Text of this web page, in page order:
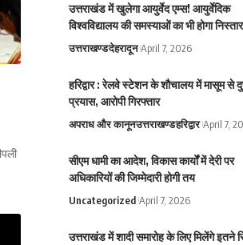
उत्तराखंड में खुलेगा आयुर्वेद एम्स! आयुर्वेदिक
विश्वविद्यालय की समस्याओं का भी होगा
उत्तराखण्डदेहरादून April 7, 2026
हरिद्वार : रेलवे स्टेशन के शौचालय में मासूम से
प्रयास, आरोपी गिरफ्तार
अपराध और कानूनउत्तराखण्डहरिद्वार April 7,
सीएम धामी का आदेश, विकास कार्यों में देरी पर
अधिकारियों की जिम्मेदारी होगी तय
Uncategorized April 7, 2026
उत्तराखंड में शादी समारोह के लिए मिलेंगे इतने